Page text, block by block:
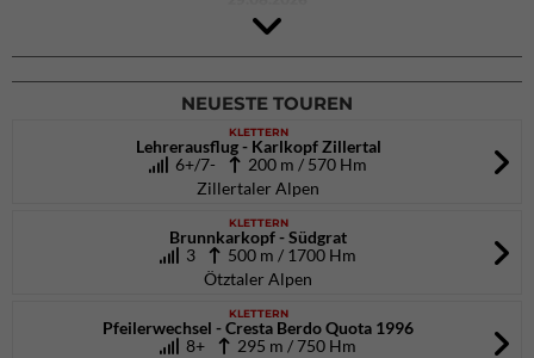
Rock Master Arco
Arco (IT)
02.10.2026bis 04.10.2026
NEUESTE TOUREN
KLETTERN
Lehrerausflug - Karlkopf Zillertal
6+/7-
200 m / 570 Hm
Zillertaler Alpen
KLETTERN
Brunnkarkopf - Südgrat
3
500 m / 1700 Hm
Ötztaler Alpen
KLETTERN
Pfeilerwechsel - Cresta Berdo Quota 1996
8+
295 m / 750 Hm